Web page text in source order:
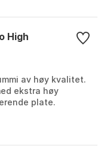
High
av høy kvalitet.
ekstra høy
plate.
Bruk: Ove...